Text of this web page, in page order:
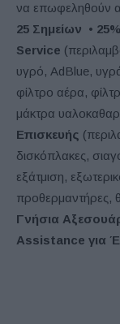
να επωφεληθούν
25 Σημείων •
Service
υγρό, AdBlue,
φίλτρο αέρα,
μάκτρα
Επισκευής
δισκόπλακες,
εξάτμιση,
προθερμαντήρες,
Γνήσια
Assistance για